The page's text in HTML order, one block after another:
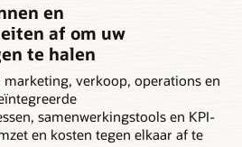
en
af om uw
te halen
marketing, verkoop, operations en
samenwerkingstools en KPI-
en kosten tegen elkaar af te